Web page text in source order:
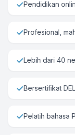
✓Pendidikan
✓Profesional,
✓Lebih dari 40
✓Bersertifikat
✓Pelatih bahasa